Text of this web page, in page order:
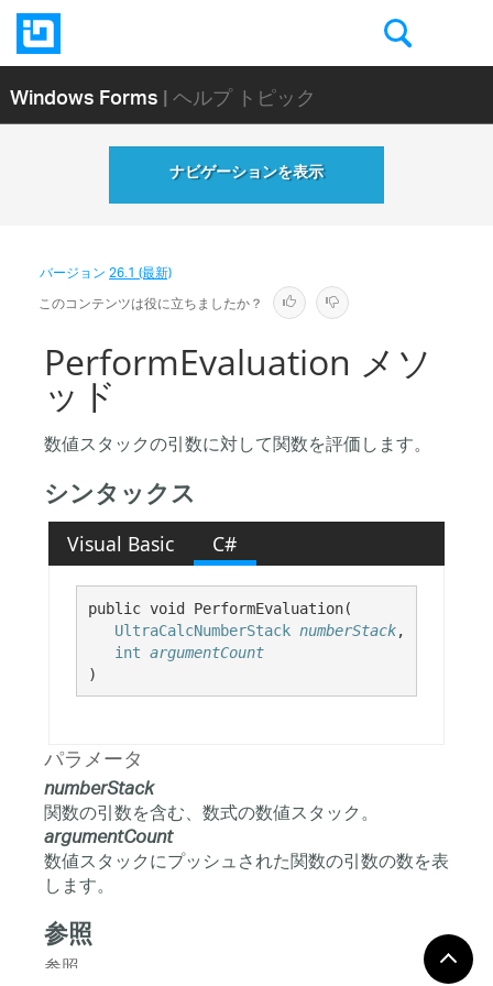
Windows Forms| ヘルプ トピック
ナビゲーションを表示
バージョン26.1 (最新)
このコンテンツは役に立ちましたか？
PerformEvaluation メソ
ッド
数値スタックの引数に対して関数を評価します。
シンタックス
Visual Basic C#
public void PerformEvaluation(
UltraCalcNumberStack numberStack,
int argumentCount
)
パラメータ
numberStack
関数の引数を含む、数式の数値スタック。
argumentCount
数値スタックにプッシュされた関数の引数の数を表
します。
参照
参照